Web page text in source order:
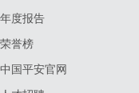
年度报告
荣誉榜
中国平安官网